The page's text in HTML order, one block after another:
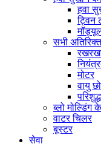
हवा
ट्विन
सभी
मोटर
वायु
ब्लो मोल्डिंग
वाटर चिलर
बूस्टर
सेवा